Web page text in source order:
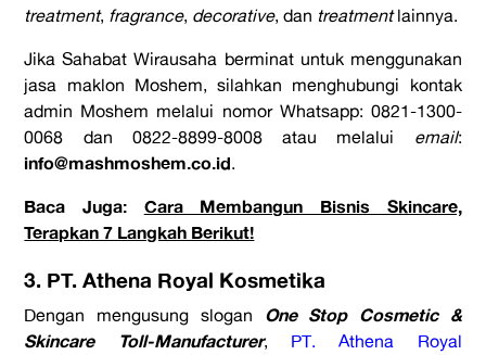
treatment, fragrance, decorative, dan treatmentlainnya.
Jika Sahabat Wirausaha berminat untuk menggunakan
jasa maklon Moshem, silahkan menghubungi kontak
admin Moshem melalui nomor Whatsapp: 0821-1300-
0068 dan 0822-8899-8008 atau melalui email:
info@mashmoshem.co.id.
Baca Juga: Cara Membangun Bisnis Skincare,
Terapkan 7 Langkah Berikut!
3. PT. Athena Royal Kosmetika
Dengan mengusung slogan One Stop Cosmetic &
Skincare Toll-Manufacturer, PT. Athena Royal